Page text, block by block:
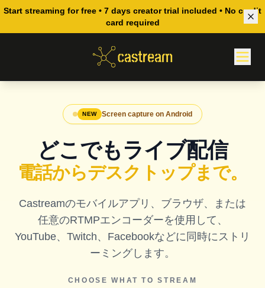
Start streaming for free • 7 days creator trial included • No credit
card required
NEW Screen capture on Android
どこでもライブ配信
電話からデスクトップまで。
Castreamのモバイルアプリ、ブラウザ、または
任意のRTMPエンコーダーを使用して、
YouTube、Twitch、Facebookなどに同時にストリ
ーミングします。
CHOOSE WHAT TO STREAM